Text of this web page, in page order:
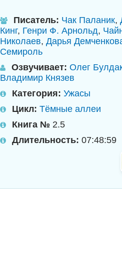
Писатель: Чак Паланик,
Кинг, Генри Ф. Арнольд,
Николаев, Дарья
Семироль
Озвучивает: Олег
Владимир Князев
Категория: Ужасы
Цикл: Тёмные аллеи
Книга № 2.5
Длительность: 07:48:59